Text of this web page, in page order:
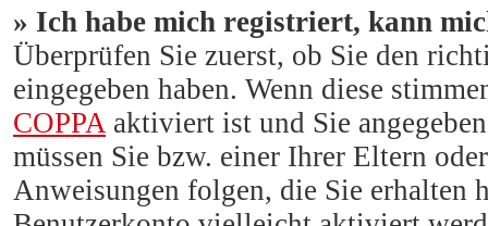
» Ich habe mich registriert, kann
Überprüfen Sie zuerst, ob Sie den
eingegeben haben. Wenn diese
COPPAaktiviert ist und Sie
müssen Sie bzw. einer Ihrer Eltern
Anweisungen folgen, die Sie erhalten